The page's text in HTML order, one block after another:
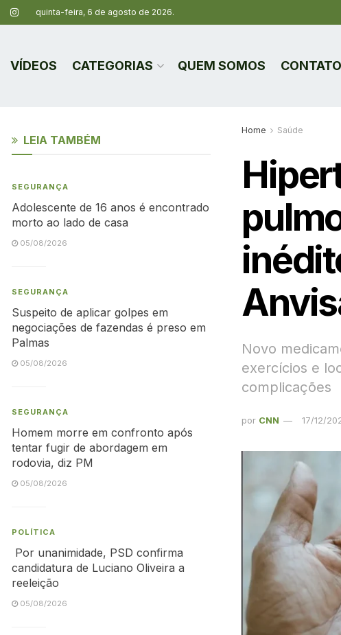
quinta-feira, 6 de agosto de 2026.
VÍDEOS CATEGORIAS QUEM SOMOS CONTATO
Home Saúde
Novo
exercícios e
complicações
por CNN 17/12/
LEIA TAMBÉM
SEGURANÇA
Adolescente de 16 anos é encontrado
morto ao lado de casa
05/08/2026
SEGURANÇA
Suspeito de aplicar golpes em
negociações de fazendas é preso em
Palmas
05/08/2026
SEGURANÇA
Homem morre em confronto após
tentar fugir de abordagem em
rodovia, diz PM
05/08/2026
POLÍTICA
Por unanimidade, PSD confirma
candidatura de Luciano Oliveira a
reeleição
05/08/2026